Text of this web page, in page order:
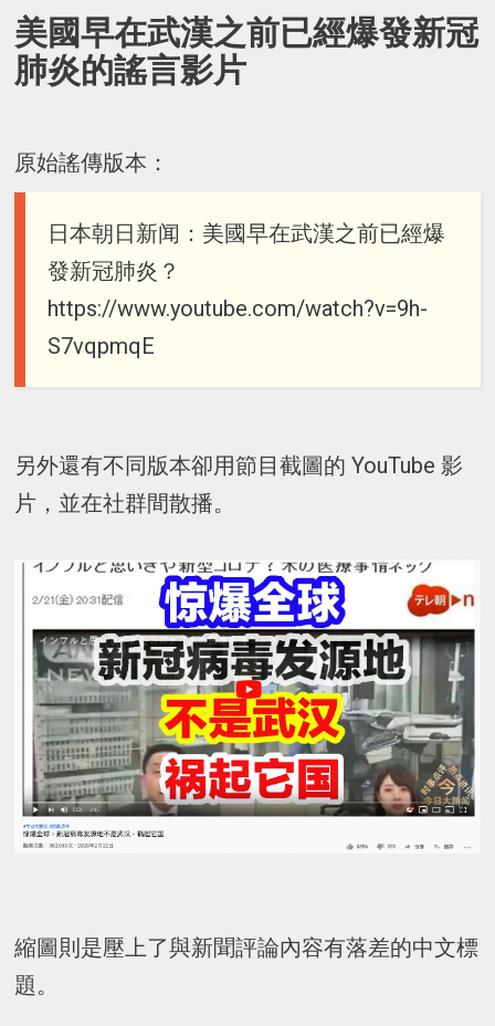
美國早在武漢之前已經爆發新冠
肺炎的謠言影片
原始謠傳版本：
日本朝日新闻：美國早在武漢之前已經爆
發新冠肺炎？
https://www.youtube.com/watch?v=9h-
S7vqpmqE
另外還有不同版本卻用節目截圖的 YouTube 影
片，並在社群間散播。
縮圖則是壓上了與新聞評論內容有落差的中文標
題。